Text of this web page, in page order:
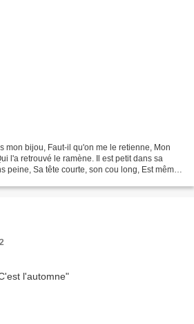
mon bijou, Faut-il qu'on me le retienne, Mon
l'a retrouvé le ramène. Il est petit dans sa
peine, Sa tête courte, son cou long, Est même